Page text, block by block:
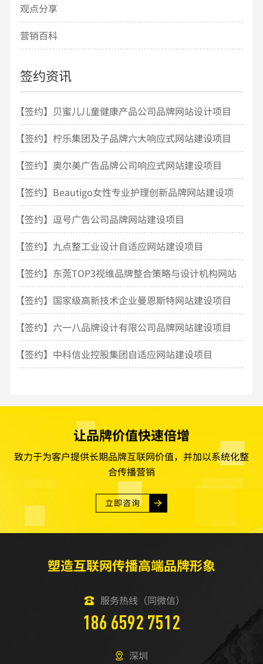
观点分享
营销百科
签约资讯
【签约】贝蜜儿儿童健康产品公司品牌网站设计项目
开发
【签约】柠乐集团及子品牌六大响应式网站建设项目
【签约】奥尔美广告品牌公司响应式网站建设项目
【签约】Beautigo女性专业护理创新品牌网站建设项
目
【签约】逗号广告公司品牌网站建设项目
【签约】九点整工业设计自适应网站建设项目
【签约】东莞TOP3视维品牌整合策略与设计机构网站
建设
【签约】国家级高新技术企业曼恩斯特网站建设项目
【签约】六一八品牌设计有限公司品牌网站建设项目
【签约】中科信业控股集团自适应网站建设项目
让品牌价值快速倍增
致力于为客户提供长期品牌互联网价值，并加以系统化整
合传播营销
立即咨询
塑造互联网传播高端品牌形象
服务热线（同微信）
186 6592 7512
深圳